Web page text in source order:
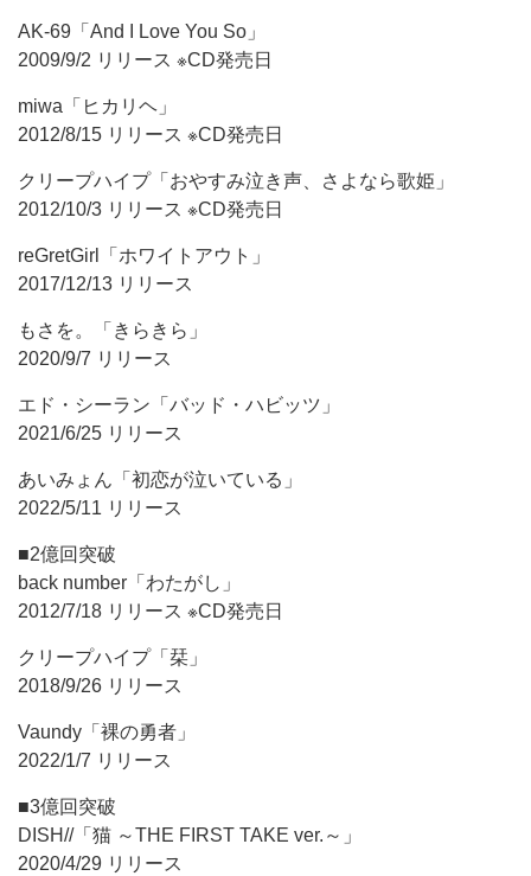
AK-69「And I Love You So」
2009/9/2 リリース ※CD発売日
miwa「ヒカリヘ」
2012/8/15 リリース ※CD発売日
クリープハイプ「おやすみ泣き声、さよなら歌姫」
2012/10/3 リリース ※CD発売日
reGretGirl「ホワイトアウト」
2017/12/13 リリース
もさを。「きらきら」
2020/9/7 リリース
エド・シーラン「バッド・ハビッツ」
2021/6/25 リリース
あいみょん「初恋が泣いている」
2022/5/11 リリース
■2億回突破
back number「わたがし」
2012/7/18 リリース ※CD発売日
クリープハイプ「栞」
2018/9/26 リリース
Vaundy「裸の勇者」
2022/1/7 リリース
■3億回突破
DISH//「猫 ～THE FIRST TAKE ver.～」
2020/4/29 リリース